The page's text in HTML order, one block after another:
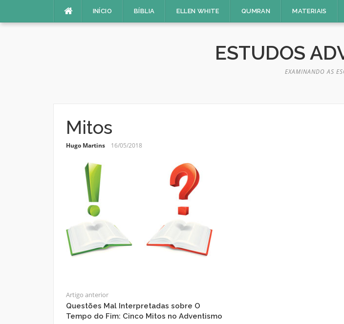
INÍCIO BÍBLIA ELLEN WHITE QUMRAN MATERIAIS
ESTUDOS
EXAMINANDO AS
Mitos
Hugo Martins 16/05/2018
Artigo anterior
Questões Mal Interpretadas sobre O
Tempo do Fim: Cinco Mitos no Adventismo